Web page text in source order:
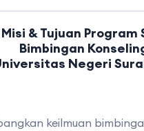
& Tujuan Program
Bimbingan
Negeri
keilmuan